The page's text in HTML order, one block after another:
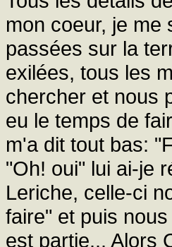
mon coeur, je me
passées sur la
exilées, tous les
chercher et nous
eu le temps de
m'a dit tout bas:
"Oh! oui" lui ai-je
Leriche, celle-ci
faire" et puis
est partie... Alors